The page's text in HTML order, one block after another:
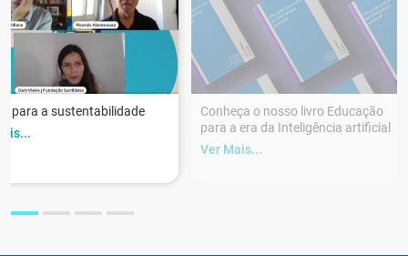
para a sustentabilidade
Conheça o nosso livro Educação
para a era da Inteligência artificial
Ver Mais...